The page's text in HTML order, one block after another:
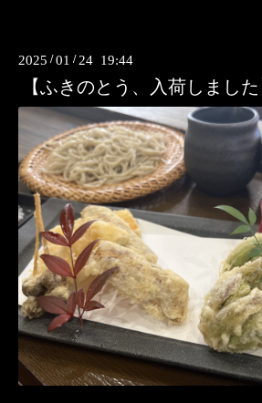
2025 /01 / 24 19:44
【ふきのとう、入荷しました